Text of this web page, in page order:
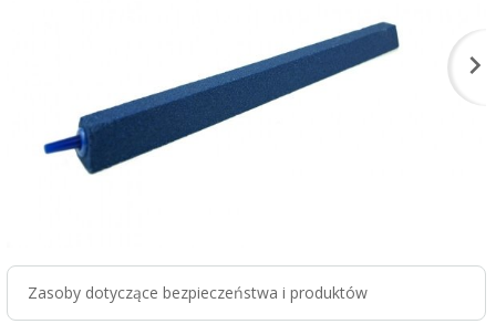
Zasoby dotyczące bezpieczeństwa i produktów